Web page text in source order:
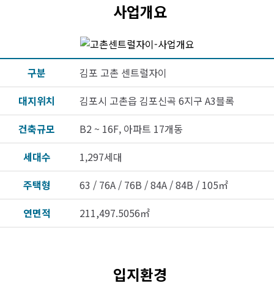
사업개요
구분
김포 고촌 센트럴자이
대지위치
김포시 고촌읍 김포신곡 6지구 A3블록
건축규모
B2 ~ 16F, 아파트 17개동
세대수
1,297세대
주택형
63 / 76A / 76B / 84A / 84B / 105㎡
연면적
211,497.5056㎡
입지환경